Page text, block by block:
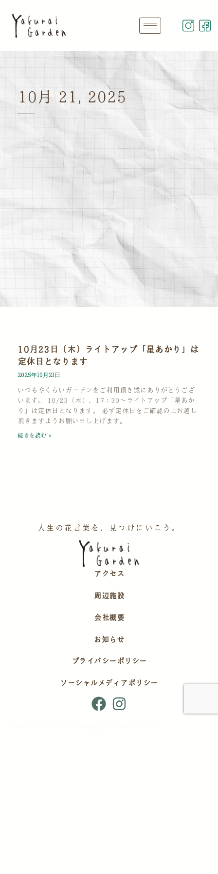
10月 21, 2025
10月23日（木）ライトアップ「星あかり」は
定休日となります
2025年10月21日
いつもやくらいガーデンをご利用頂き誠にありがとうござ
います。 10/23（木）、17：30～ライトアップ「星あか
り」は定休日となります。 必ず定休日をご確認の上お越し
頂きますようお願い申し上げます。
続きを読む »
人生の花言葉を、見つけにいこう。
アクセス
周辺施設
会社概要
お知らせ
プライバシーポリシー
ソーシャルメディアポリシー